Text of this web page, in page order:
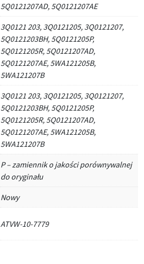
5Q0121207AD, 5Q0121207AE
3Q0121 203, 3Q0121205, 3Q0121207,
5Q0121203BH, 5Q0121205P,
5Q0121205R, 5Q0121207AD,
5Q0121207AE, 5WA121205B,
5WA121207B
3Q0121 203, 3Q0121205, 3Q0121207,
5Q0121203BH, 5Q0121205P,
5Q0121205R, 5Q0121207AD,
5Q0121207AE, 5WA121205B,
5WA121207B
P – zamiennik o jakości porównywalnej
do oryginału
Nowy
ATVW-10-7779